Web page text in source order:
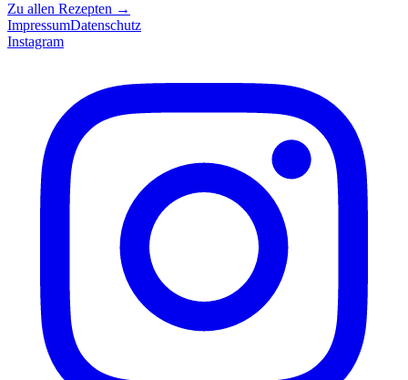
Zu allen Rezepten →
ImpressumDatenschutz
Instagram